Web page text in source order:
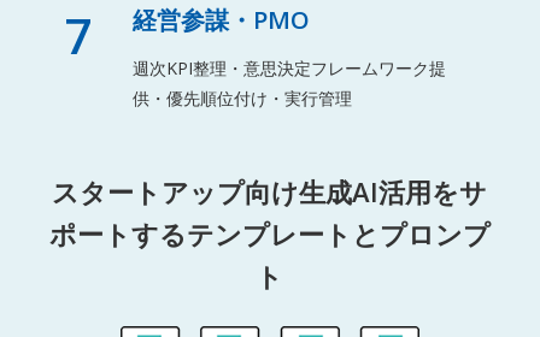
7 経営参謀・PMO
週次KPI整理・意思決定フレームワーク提
供・優先順位付け・実行管理
スタートアップ向け生成AI活用をサ
ポートするテンプレートとプロンプ
ト